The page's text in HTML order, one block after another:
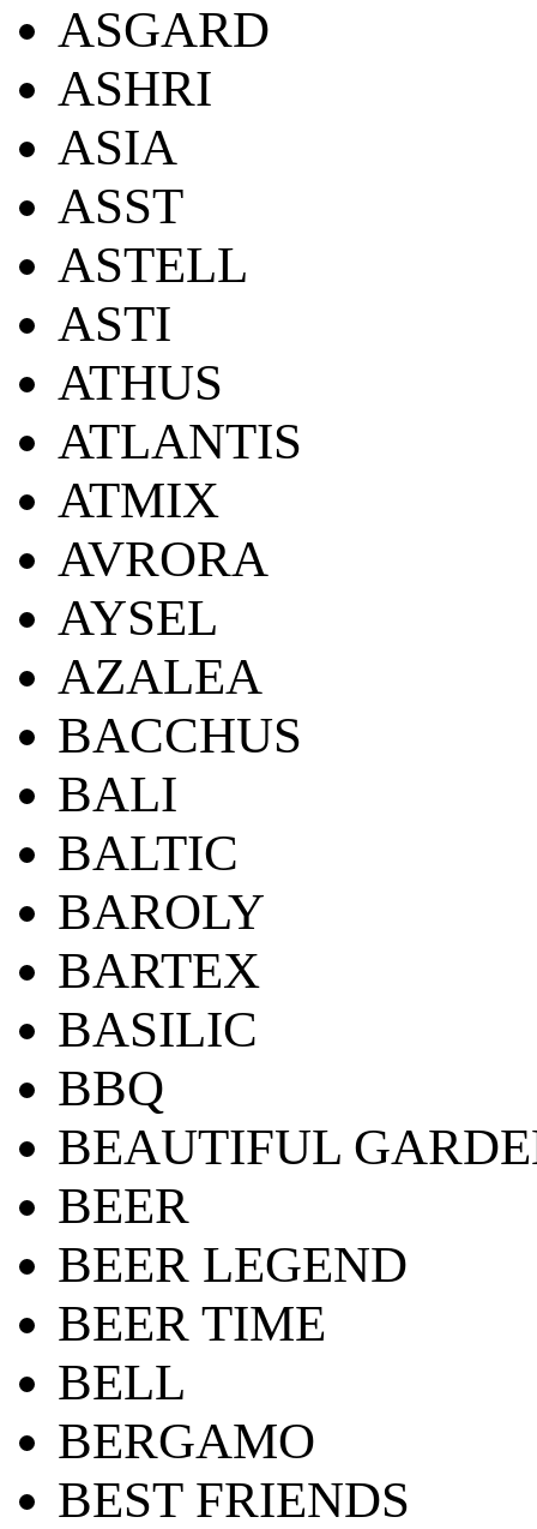
ASGARD
ASHRI
ASIA
ASST
ASTELL
ASTI
ATHUS
ATLANTIS
ATMIX
AVRORA
AYSEL
AZALEA
BACCHUS
BALI
BALTIC
BAROLY
BARTEX
BASILIC
BBQ
BEAUTIFUL
BEER
BEER LEGEND
BEER TIME
BELL
BERGAMO
BEST FRIENDS